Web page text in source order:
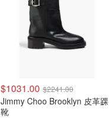
$1031.00 $2241.00
Jimmy Choo Brooklyn 皮革踝
靴